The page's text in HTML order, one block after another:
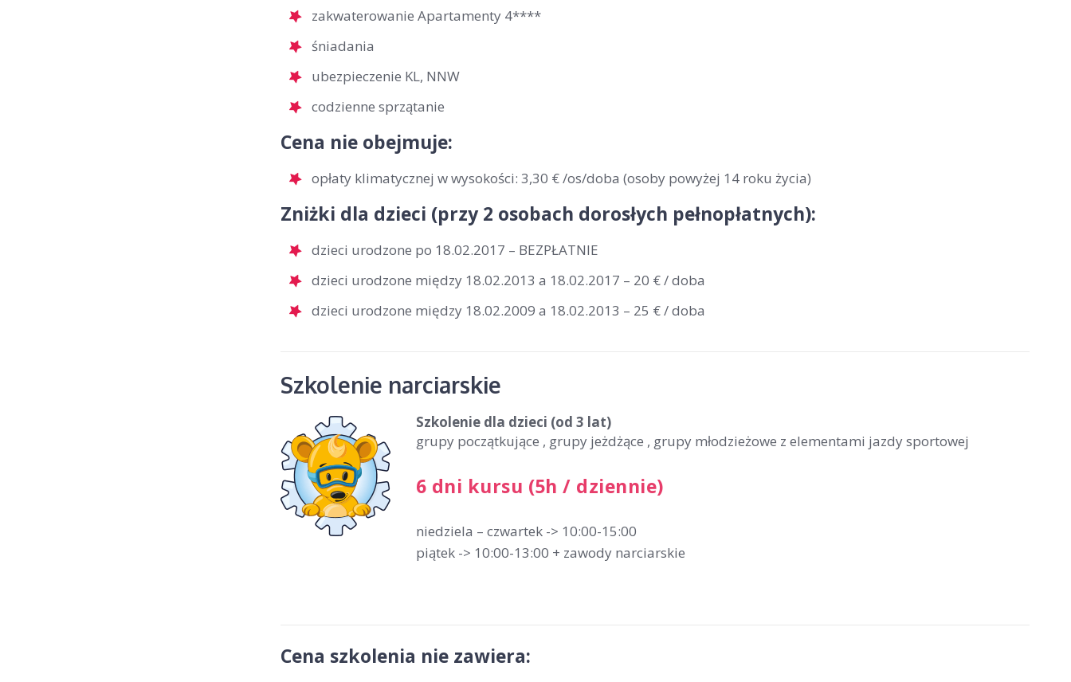
zakwaterowanie Apartamenty 4****
śniadania
ubezpieczenie KL, NNW
codzienne sprzątanie
Cena nie obejmuje:
opłaty klimatycznej w wysokości: 3,30 € /os/doba (osoby powyżej 14 roku życia)
Zniżki dla dzieci (przy 2 osobach dorosłych pełnopłatnych):
dzieci urodzone po 18.02.2017 – BEZPŁATNIE
dzieci urodzone między 18.02.2013 a 18.02.2017 – 20 € / doba
dzieci urodzone między 18.02.2009 a 18.02.2013 – 25 € / doba
Szkolenie narciarskie
Szkolenie dla dzieci (od 3 lat)
grupy początkujące , grupy jeżdżące , grupy młodzieżowe z elementami jazdy sportowej
6 dni kursu (5h / dziennie)
niedziela – czwartek -> 10:00-15:00
piątek -> 10:00-13:00 + zawody narciarskie
Cena szkolenia nie zawiera: